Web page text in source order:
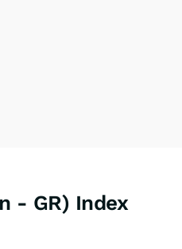
- GR) Index